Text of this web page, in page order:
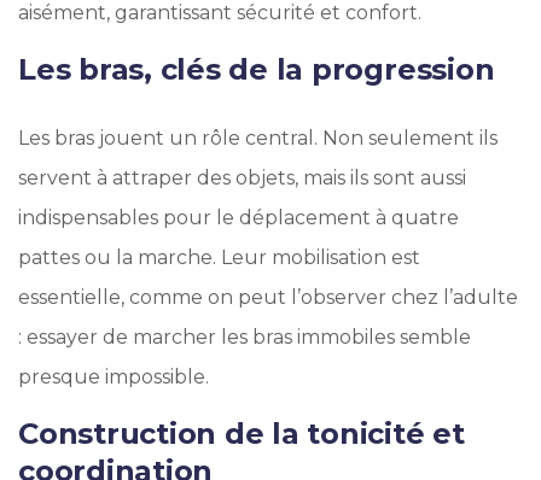
aisément, garantissant sécurité et confort.
Les bras, clés de la progression
Les bras jouent un rôle central. Non seulement ils
servent à attraper des objets, mais ils sont aussi
indispensables pour le déplacement à quatre
pattes ou la marche. Leur mobilisation est
essentielle, comme on peut l’observer chez l’adulte
: essayer de marcher les bras immobiles semble
presque impossible.
Construction de la tonicité et
coordination